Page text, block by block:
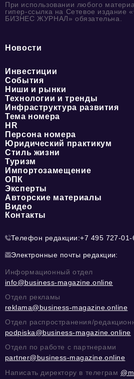
При использовании любого
гипер-ссылка на Сетевое
БИЗНЕС ЖУРНАЛ» обязательна.
Новости
Инвестиции
События
Ниши и рынки
Технологии и тренды
Инфраструктура развития
Тема номера
HR
Персона номера
Юридический практикум
Стиль жизни
Туризм
Импортозамещение
ОПК
Эксперты
Авторские материалы
Видео
Контакты
Телефон редакции:+7 495 727-01-
Электронные почты редакции:
Информационный отдел
info@business-magazine.online
Отдел рекламы
reklama@business-magazine.online
Отдел распространения/
podpiska@business-magazine.online
Отдел по работе с партнерами
partner@business-magazine.online
Написать директору в телеграм